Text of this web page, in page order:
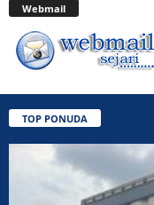
Webmail
TOP PONUDA